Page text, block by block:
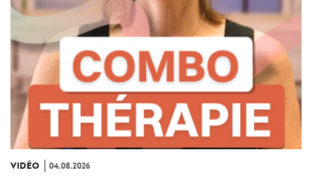
VIDÉO 04.08.2026